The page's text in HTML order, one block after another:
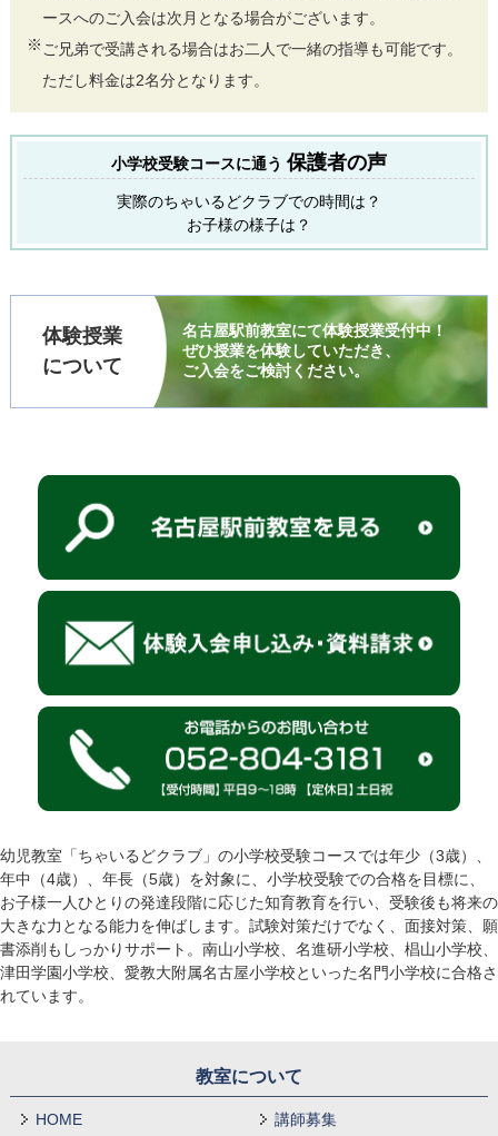
ースへのご入会は次月となる場合がございます。
※ ご兄弟で受講される場合はお二人で一緒の指導も可能です。
ただし料金は2名分となります。
小学校受験コースに通う 保護者の声
実際のちゃいるどクラブでの時間は？
お子様の様子は？
体験授業
について
名古屋駅前教室にて体験授業受付中！
ぜひ授業を体験していただき、
ご入会をご検討ください。
幼児教室「ちゃいるどクラブ」の小学校受験コースでは年少（3歳）、
年中（4歳）、年長（5歳）を対象に、小学校受験での合格を目標に、
お子様一人ひとりの発達段階に応じた知育教育を行い、受験後も将来の
大きな力となる能力を伸ばします。試験対策だけでなく、面接対策、願
書添削もしっかりサポート。南山小学校、名進研小学校、椙山小学校、
津田学園小学校、愛教大附属名古屋小学校といった名門小学校に合格さ
れています。
教室について
HOME
講師募集